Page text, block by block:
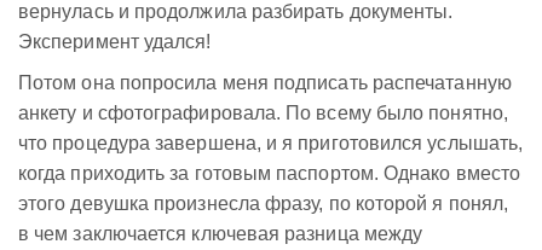
вернулась и продолжила разбирать документы.
Эксперимент удался!
Потом она попросила меня подписать распечатанную
анкету и сфотографировала. По всему было понятно,
что процедура завершена, и я приготовился услышать,
когда приходить за готовым паспортом. Однако вместо
этого девушка произнесла фразу, по которой я понял,
в чем заключается ключевая разница между